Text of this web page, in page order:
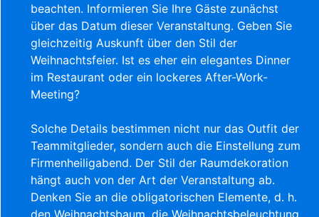
beachten. Informieren Sie Ihre Gäste zunächst
über das Datum dieser Veranstaltung. Geben Sie
gleichzeitig Auskunft über den Stil der
Weihnachtsfeier. Ist es eher ein elegantes Dinner
im Restaurant oder ein lockeres After-Work-
Meeting?
Solche Details bestimmen nicht nur das Outfit der
Teammitglieder, sondern auch die Einstellung zum
Firmenheiligabend. Der Stil der Raumdekoration
hängt auch von der Art der Veranstaltung ab.
Denken Sie an die obligatorischen Elemente, d. h.